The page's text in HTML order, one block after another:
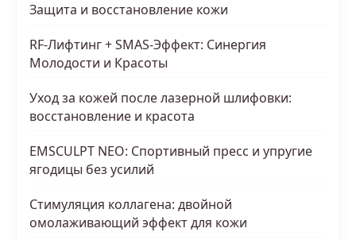
Защита и восстановление кожи
RF-Лифтинг + SMAS-Эффект: Синергия
Молодости и Красоты
Уход за кожей после лазерной шлифовки:
восстановление и красота
EMSCULPT NEO: Спортивный пресс и упругие
ягодицы без усилий
Стимуляция коллагена: двойной
омолаживающий эффект для кожи